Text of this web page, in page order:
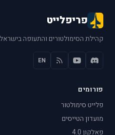
פריפלייט
קהילת הסימולטורים והתעופה בישראל.
EN
פורומים
פלייט סימולטור
מועדון הטייסים
פאלקון 4.0